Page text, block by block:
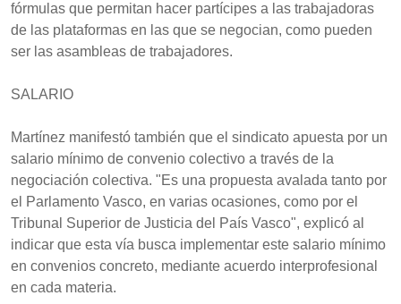
fórmulas que permitan hacer partícipes a las trabajadoras
de las plataformas en las que se negocian, como pueden
ser las asambleas de trabajadores.
SALARIO
Martínez manifestó también que el sindicato apuesta por un
salario mínimo de convenio colectivo a través de la
negociación colectiva. "Es una propuesta avalada tanto por
el Parlamento Vasco, en varias ocasiones, como por el
Tribunal Superior de Justicia del País Vasco", explicó al
indicar que esta vía busca implementar este salario mínimo
en convenios concreto, mediante acuerdo interprofesional
en cada materia.